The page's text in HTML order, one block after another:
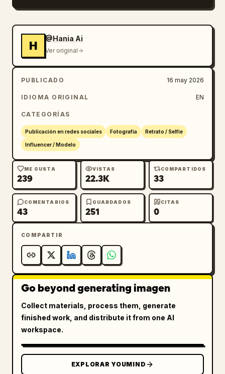
teléfono, textura detallada de la tela de la
ropa, profundidad de campo de baja a
moderada, sin retoques de belleza, sin
personas adicionales en primer plano que
H
@Hania Ai
Ver original
PUBLICADO 16 may 2026
IDIOMA ORIGINAL EN
CATEGORÍAS
Publicación en redes sociales Fotografía Retrato / Selfie
Influencer / Modelo
ME GUSTA
239
VISTAS
22.3K
COMPARTIDOS
33
COMENTARIOS
43
GUARDADOS
251
CITAS
0
COMPARTIR
Go beyond generating imagen
Collect materials, process them, generate
finished work, and distribute it from one AI
workspace.
EXPLORAR YOUMIND